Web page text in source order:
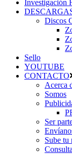
Investigación
Discos
Sello
YOUTUBE
CONTACTO
Acerca
Somos
Ser
Sube tu